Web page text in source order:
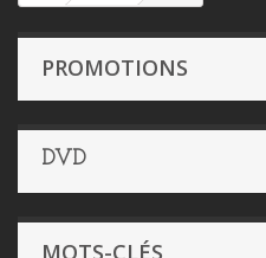
PROMOTIONS
DVD
MOTS-CLÉS